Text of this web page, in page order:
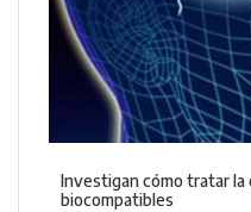
Investigan cómo tratar la
biocompatibles